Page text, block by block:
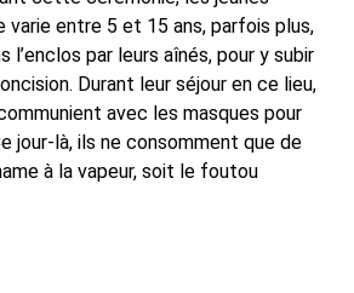
varie entre 5 et 15 ans, parfois plus,
l’enclos par leurs aînés, pour y subir
Durant leur séjour en ce lieu,
avec les masques pour
jour-là, ils ne consomment que de
à la vapeur, soit le foutou